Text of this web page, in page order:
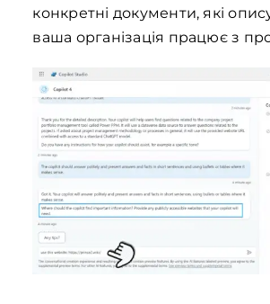
конкретні документи, які
ваша організація працює з